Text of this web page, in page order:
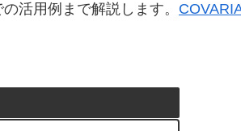
活用例まで解説します。